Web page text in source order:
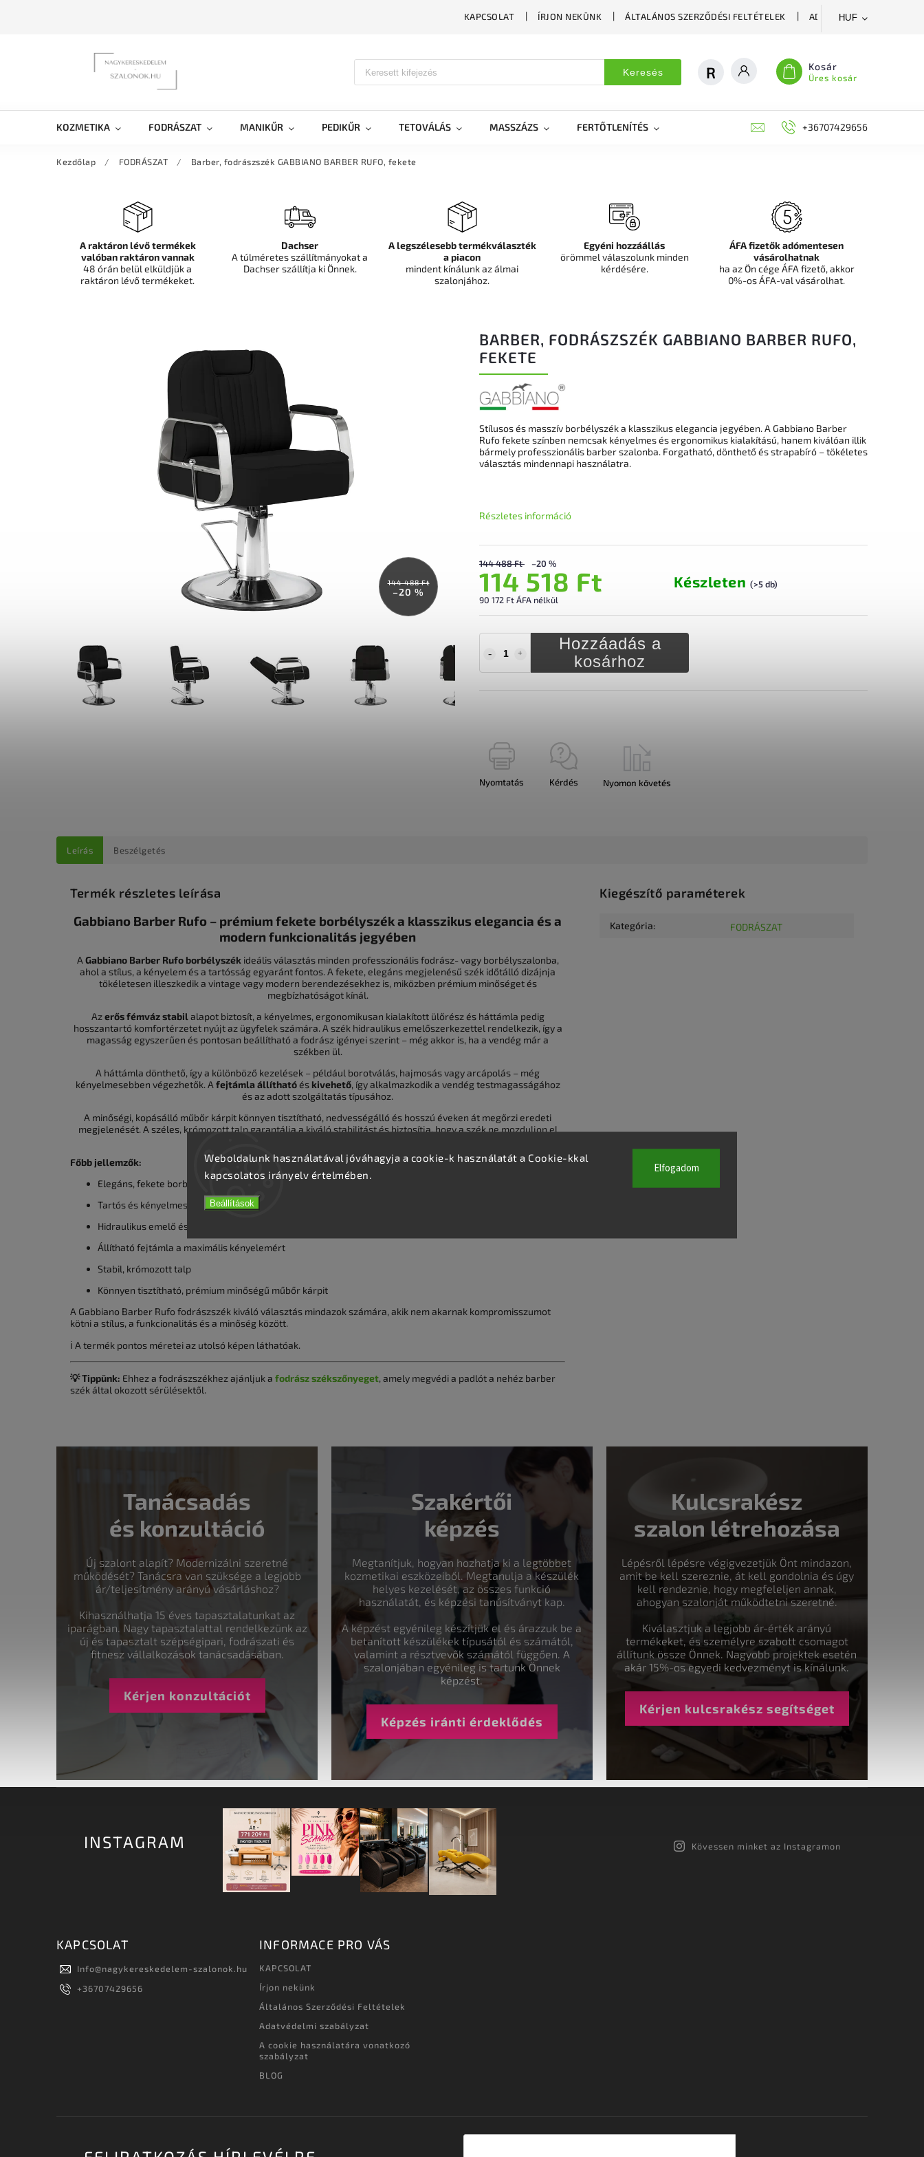
Weboldalunk használatával jóváhagyja a cookie-k használatát a Cookie-kkal
kapcsolatos irányelv értelmében.
Beállítások
Elfogadom
KAPCSOLAT ÍRJON NEKÜNK ÁLTALÁNOS SZERZŐDÉSI FELTÉTELEK ADATVÉDELMI
HUF
Keresés Kosár
Üres kosár
KOZMETIKA FODRÁSZAT MANIKŰR PEDIKŰR TETOVÁLÁS MASSZÁZS FERTŐTLENÍTÉS DEKORÁCIÓS FALPANEL, MŰNÖVÉNY FAL
+36707429656
Kezdőlap / FODRÁSZAT / Barber, fodrászszék GABBIANO BARBER RUFO, fekete
144 488 Ft
–20 %
BARBER, FODRÁSZSZÉK GABBIANO BARBER RUFO,
FEKETE
144 488 Ft –20 %
114 518 Ft
90 172 Ft ÁFA nélkül
Készleten (>5 db)
Hozzáadás a
kosárhoz
Stílusos és masszív borbélyszék a klasszikus elegancia jegyében. A Gabbiano Barber
Rufo fekete színben nemcsak kényelmes és ergonomikus kialakítású, hanem kiválóan illik
bármely professzionális barber szalonba. Forgatható, dönthető és strapabíró – tökéletes
választás mindennapi használatra.
Részletes információ
Nyomtatás Kérdés Nyomon követés
A raktáron lévő termékek
valóban raktáron vannak
48 órán belül elküldjük a
raktáron lévő termékeket.
Dachser
A túlméretes szállítmányokat a
Dachser szállítja ki Önnek.
A legszélesebb termékválaszték
a piacon
mindent kínálunk az álmai
szalonjához.
Egyéni hozzáállás
örömmel válaszolunk minden
kérdésére.
ÁFA fizetők adómentesen
vásárolhatnak
ha az Ön cége ÁFA fizető, akkor
0%-os ÁFA-val vásárolhat.
Leírás Beszélgetés
Termék részletes leírása
Gabbiano Barber Rufo – prémium fekete borbélyszék a klasszikus elegancia és a
modern funkcionalitás jegyében
A Gabbiano Barber Rufo borbélyszék ideális választás minden professzionális fodrász- vagy borbélyszalonba,
ahol a stílus, a kényelem és a tartósság egyaránt fontos. A fekete, elegáns megjelenésű szék időtálló dizájnja
tökéletesen illeszkedik a vintage vagy modern berendezésekhez is, miközben prémium minőséget és
megbízhatóságot kínál.
Azerős fémváz stabil alapot biztosít, a kényelmes, ergonomikusan kialakított ülőrész és háttámla pedig
hosszantartó komfortérzetet nyújt az ügyfelek számára. A szék hidraulikus emelőszerkezettel rendelkezik, így a
magasság egyszerűen és pontosan beállítható a fodrász igényei szerint – még akkor is, ha a vendég már a
székben ül.
A háttámla dönthető, így a különböző kezelések – például borotválás, hajmosás vagy arcápolás – még
kényelmesebben végezhetők. A fejtámla állíthatóés kivehető, így alkalmazkodik a vendég testmagasságához
és az adott szolgáltatás típusához.
A minőségi, kopásálló műbőr kárpit könnyen tisztítható, nedvességálló és hosszú éveken át megőrzi eredeti
megjelenését. A széles, krómozott talp garantálja a kiváló stabilitást és biztosítja, hogy a szék ne mozduljon el
Főbb jellemzők:
Elegáns, fekete borbélyszék vintage hangulattal
Tartós és kényelmes kivitel
Hidraulikus emelő és dönthető háttámla
Állítható fejtámla a maximális kényelemért
Stabil, krómozott talp
Könnyen tisztítható, prémium minőségű műbőr kárpit
A Gabbiano Barber Rufo fodrászszék kiváló választás mindazok számára, akik nem akarnak kompromisszumot
kötni a stílus, a funkcionalitás és a minőség között.
ℹ️ A termék pontos méretei az utolsó képen láthatóak.
💡 Tippünk: Ehhez a fodrászszékhez ajánljuk a fodrász székszőnyeget, amely megvédi a padlót a nehéz barber
szék által okozott sérülésektől.
Kiegészítő paraméterek
Kategória: FODRÁSZAT
Tanácsadás
és konzultáció
Új szalont alapít? Modernizálni szeretné
működését? Tanácsra van szüksége a legjobb
ár/teljesítmény arányú vásárláshoz?
Kihasználhatja 15 éves tapasztalatunkat az
iparágban. Nagy tapasztalattal rendelkezünk az
új és tapasztalt szépségipari, fodrászati és
fitnesz vállalkozások tanácsadásában.
Kérjen konzultációt
Szakértői
képzés
Megtanítjuk, hogyan hozhatja ki a legtöbbet
kozmetikai eszközeiből. Megtanulja a készülék
helyes kezelését, az összes funkció
használatát, és képzési tanúsítványt kap.
A képzést egyénileg készítjük el és árazzuk be a
betanított készülékek típusától és számától,
valamint a résztvevők számától függően. A
szalonjában egyénileg is tartunk Önnek
képzést.
Képzés iránti érdeklődés
Kulcsrakész
szalon létrehozása
Lépésről lépésre végigvezetjük Önt mindazon,
amit be kell szereznie, át kell gondolnia és úgy
kell rendeznie, hogy megfeleljen annak,
ahogyan szalonját működtetni szeretné.
Kiválasztjuk a legjobb ár-érték arányú
termékeket, és személyre szabott csomagot
állítunk össze Önnek. Nagyobb projektek esetén
akár 15%-os egyedi kedvezményt is kínálunk.
Kérjen kulcsrakész segítséget
INSTAGRAM Kövessen minket az Instagramon
KAPCSOLAT
Info@nagykereskedelem-szalonok.hu
+36707429656
INFORMACE PRO VÁS
KAPCSOLAT
Írjon nekünk
Általános Szerződési Feltételek
Adatvédelmi szabályzat
A cookie használatára vonatkozó
szabályzat
BLOG